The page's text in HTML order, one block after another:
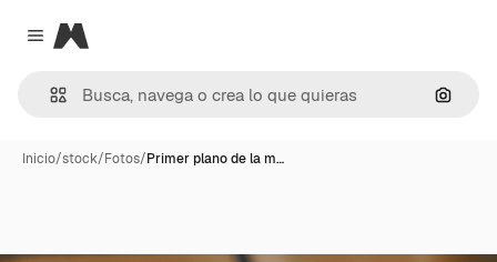
Close menu
Magnific
Inicio/stock/Fotos/Primer plano de la m…